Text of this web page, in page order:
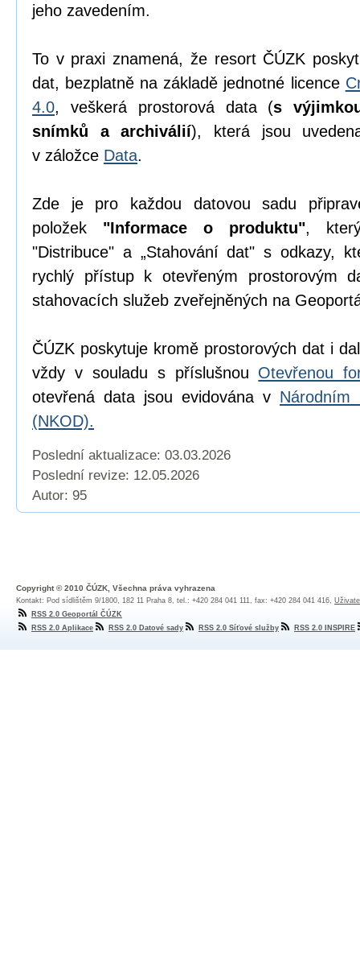
jeho zavedením.
To v praxi znamená, že resort ČÚZK
dat, bezplatně na základě jednotné licence
4.0, veškerá prostorová data (s
snímků a archiválií), která jsou
v záložce Data.
Zde je pro každou datovou sadu
položek "Informace o produktu",
"Distribuce" a „Stahování dat" s odkazy,
rychlý přístup k otevřeným prostorovým
stahovacích služeb zveřejněných na
ČÚZK poskytuje kromě prostorových dat i
vždy v souladu s příslušnou Otevřenou
otevřená data jsou evidována v Národním
(NKOD).
Poslední aktualizace: 03.03.2026
Poslední revize: 12.05.2026
Autor: 95
Copyright © 2010 ČÚZK, Všechna práva vyhrazena
Kontakt: Pod sídlištěm 9/1800, 182 11 Praha 8, tel.: +420 284 041 111, fax: +420 284 041 416,
RSS 2.0 Geoportál ČÚZK
RSS 2.0 Aplikace
RSS 2.0 Datové sady RSS 2.0 Síťové služby RSS 2.0 INSPIRE